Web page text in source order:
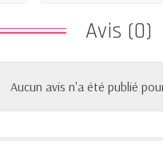
Avis (0)
Aucun avis n'a été publié